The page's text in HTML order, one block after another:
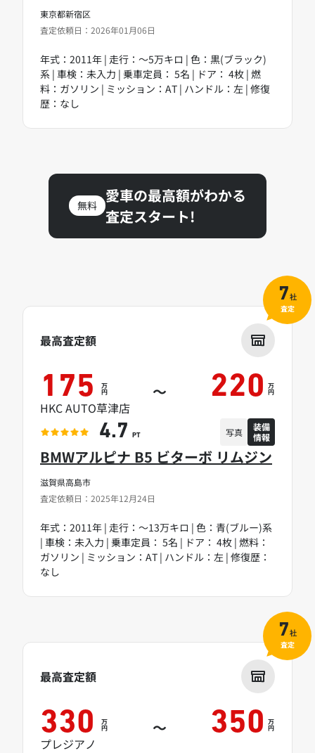
東京都新宿区
査定依頼日：2026年01月06日
年式：2011年 | 走行：～5万キロ | 色：黒(ブラック)
系 | 車検：未入力 | 乗車定員： 5名 | ドア： 4枚 | 燃
料：ガソリン | ミッション：AT | ハンドル：左 | 修復
歴：なし
無料
愛車の最高額がわかる
査定スタート!
滋賀県高島市
査定依頼日：2025年12月24日
BMWアルピナ B5 ビターボ リムジン
年式：2011年 | 走行：～13万キロ | 色：青(ブルー)系
| 車検：未入力 | 乗車定員： 5名 | ドア： 4枚 | 燃料：
ガソリン | ミッション：AT | ハンドル：左 | 修復歴：
なし
最高査定額
175 万
円 ～ 220 万
円
HKC AUTO草津店
4.7 PT 写真
装備
情報
7社
査定
最高査定額
330 万
円 ～ 350 万
円
プレジアノ
7社
査定